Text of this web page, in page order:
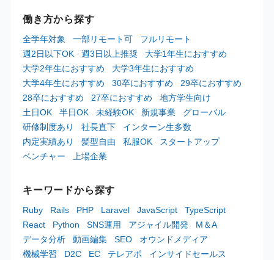
働き方から探す
全学年対象 一部リモート可
フルリモート
週2日以下OK
週3日以上推奨
大学1年生におすすめ
大学2年生におすすめ
大学3年生におすすめ
大学4年生におすすめ
30卒におすすめ
29卒におすすめ
28卒におすすめ
27卒におすすめ
地方学生向け
土日OK
半日OK 未経験OK 新規事業
グローバル
研修制度あり
社長直下
インターン生多数
内定実績あり
髪型自由 私服OK
スタートアップ
ベンチャー
上場企業
キーワードから探す
Ruby Rails PHP Laravel JavaScript
TypeScript
React
Python SNS運用 アジャイル開発
M＆A
データ分析
動画編集 SEO
オウンドメディア
機械学習
D2C EC テレアポ
インサイドセールス